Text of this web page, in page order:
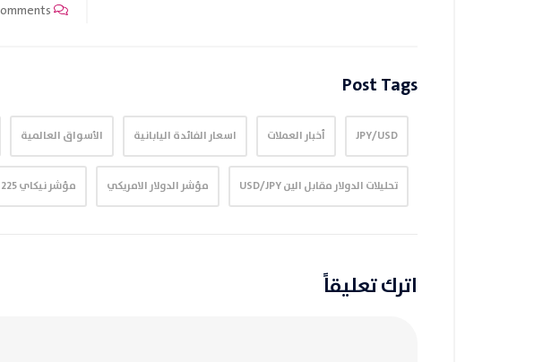
Post Tags
JPY/USD أخبار العملات اسعار الفائدة اليابانية الأسواق العالمية
تحليلات الدولار مقابل الين USD/JPY مؤشر الدولار الامريكي مؤشر نيكاي 225
اترك تعليقاً